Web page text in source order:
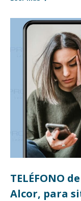
TELÉFONO
Alcor, para